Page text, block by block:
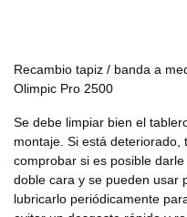
Recambio tapiz / banda a
Olimpic Pro 2500
Se debe limpiar bien el
montaje. Si está
comprobar si es posible
doble cara y se pueden usar
lubricarlo periódicamente